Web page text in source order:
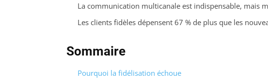
La communication multicanale est indispensable, mais
Les clients fidèles dépensent 67 % de plus que les
Sommaire
Pourquoi la fidélisation échoue